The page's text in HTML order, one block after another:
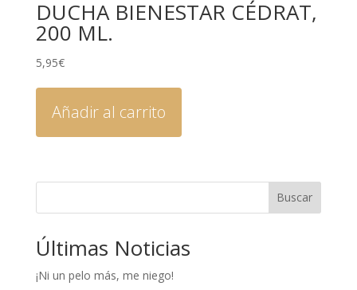
DUCHA BIENESTAR CÉDRAT,
200 ML.
5,95€
Añadir al carrito
Buscar
Últimas Noticias
¡Ni un pelo más, me niego!